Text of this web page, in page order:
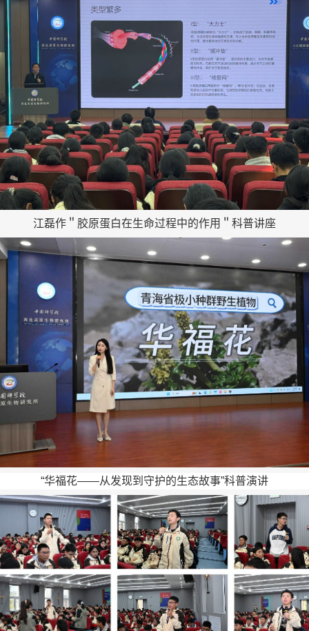
江磊作＂胶原蛋白在生命过程中的作用＂科普讲座
“华福花——从发现到守护的生态故事”科普演讲